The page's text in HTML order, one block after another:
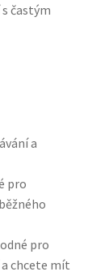
častým
a
pro
pro
chcete mít